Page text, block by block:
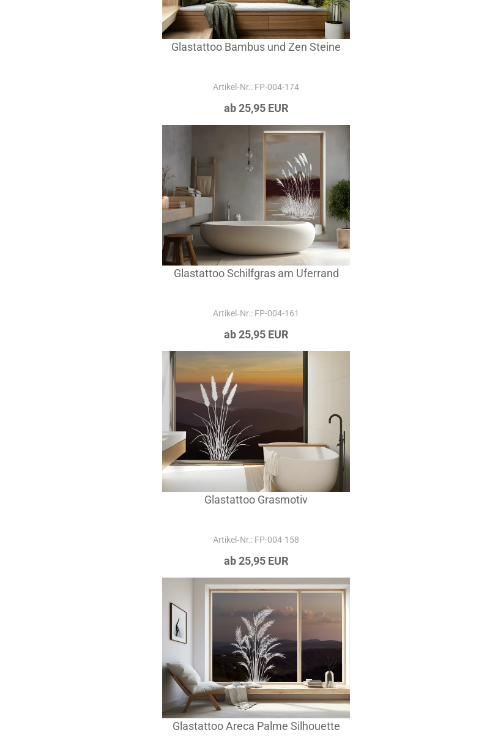
Glastattoo Bambus und Zen Steine
Artikel‑Nr.: FP-004-174
ab 25,95 EUR
Glastattoo Schilfgras am Uferrand
Artikel‑Nr.: FP-004-161
ab 25,95 EUR
Glastattoo Grasmotiv
Artikel‑Nr.: FP-004-158
ab 25,95 EUR
Glastattoo Areca Palme Silhouette